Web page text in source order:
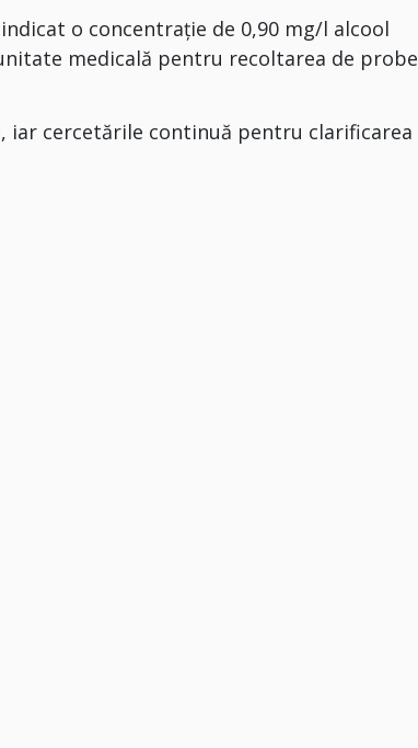
o concentrație de 0,90 mg/l alcool
medicală pentru recoltarea de probe
iar cercetările continuă pentru clarificarea